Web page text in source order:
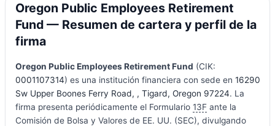
Oregon Public Employees Retirement
Fund — Resumen de cartera y perfil de la
firma
Oregon Public Employees Retirement Fund (CIK:
0001107314) es una institución financiera con sede en 16290
Sw Upper Boones Ferry Road, , Tigard, Oregon 97224. La
firma presenta periódicamente el Formulario 13Fante la
Comisión de Bolsa y Valores de EE. UU. (SEC), divulgando